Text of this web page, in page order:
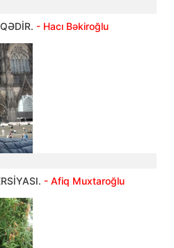
- Hacı Bəkiroğlu
- Afiq Muxtaroğlu